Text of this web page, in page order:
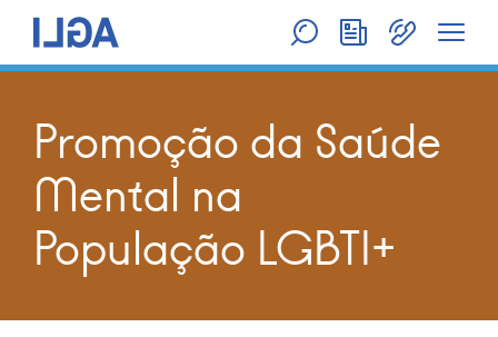
Promoção da Saúde
Mental na
População LGBTI+